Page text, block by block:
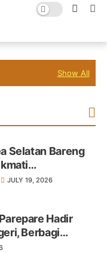
Show All
Selatan Bareng
JULY 19, 2026
Hadir
Berbagi
dengan Anak